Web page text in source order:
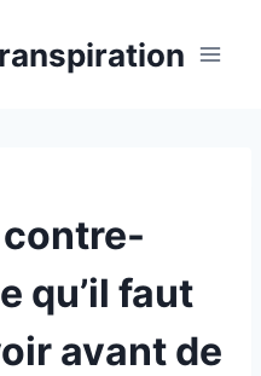
qu’il faut
avant de